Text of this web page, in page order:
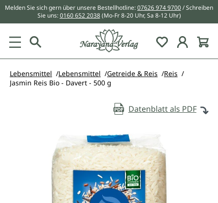
springen
Melden Sie sich gern über unsere Bestellhotline:07626 974 9700/ Schreiben
Sie uns:0160 652 2038 (Mo-Fr 8-20 Uhr, Sa 8-12 Uhr)
Du hast 0
Lebensmittel Lebensmittel Getreide & Reis
Reis
Jasmin Reis Bio - Davert - 500 g
Datenblatt als PDF